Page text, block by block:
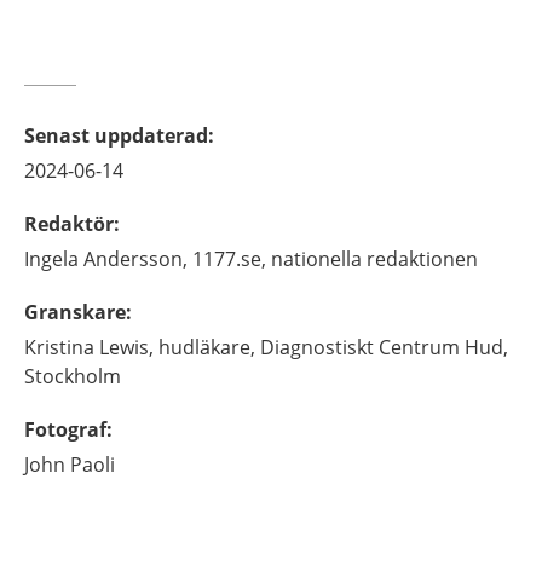
Senast uppdaterad:
2024-06-14
Redaktör:
Ingela Andersson, 1177.se, nationella redaktionen
Granskare:
Kristina Lewis, hudläkare, Diagnostiskt Centrum Hud,
Stockholm
Fotograf:
John Paoli